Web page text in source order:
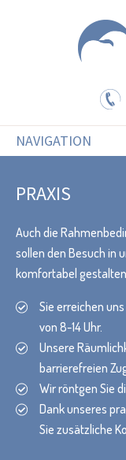
NAVIGATION
PRAXIS
Auch die
sollen den Besuch in
komfortabel
Sie erreichen
von 8-14 Uhr.
Unsere
barrierefreien
Wir röntgen Sie
Dank unseres
Sie zusätzliche